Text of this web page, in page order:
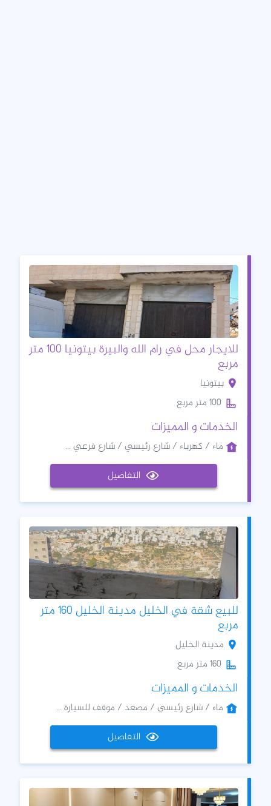
للايجار محل في رام الله والبيرة بيتونيا 100 متر
مربع
بيتونيا
100 متر مربع
الخدمات و المميزات
ماء / كهرباء / شارع رئيسي / شارع فرعي ...
التفاصيل
للبيع شقة في الخليل مدينة الخليل 160 متر
مربع
مدينة الخليل
160 متر مربع
الخدمات و المميزات
ماء / شارع رئيسي / مصعد / موقف للسيارة ...
التفاصيل